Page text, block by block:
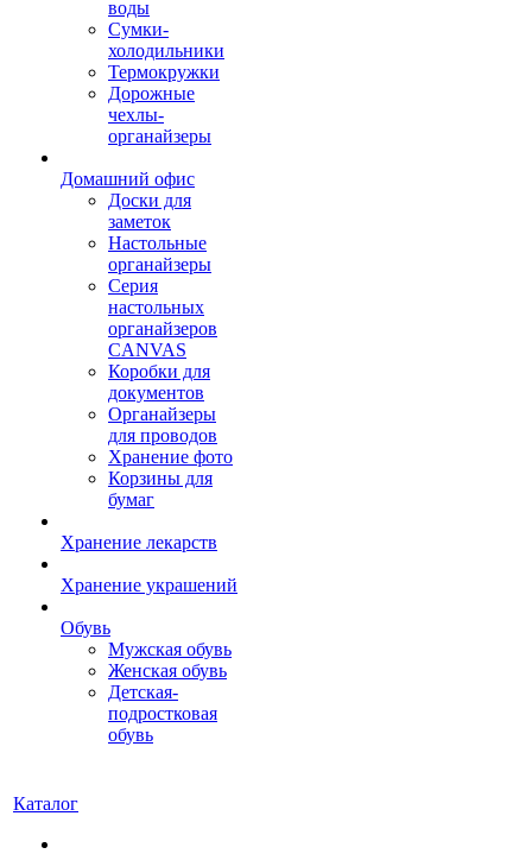
воды
Сумки-
холодильники
Термокружки
Дорожные
чехлы-
органайзеры
Домашний офис
Доски для
заметок
Настольные
органайзеры
Серия
настольных
органайзеров
CANVAS
Коробки для
документов
Органайзеры
для проводов
Хранение фото
Корзины для
бумаг
Хранение лекарств
Хранение украшений
Обувь
Мужская обувь
Женская обувь
Детская-
подростковая
обувь
Каталог